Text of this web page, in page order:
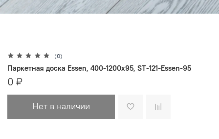
(0)
Паркетная доска Essen, 400-1200х95, ST-121-Essen-95
0 ₽
Нет в наличии